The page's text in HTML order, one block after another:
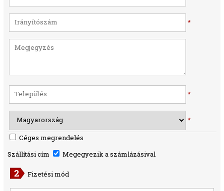
*
*
*
Céges megrendelés
Szállítási cím
Megegyezik a számlázásival
Fizetési mód